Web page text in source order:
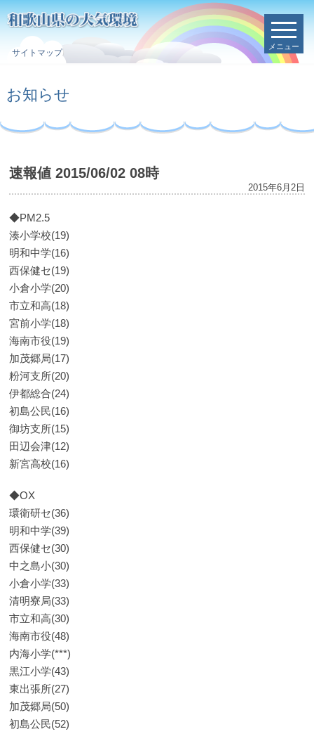
サイトマップ
メニュー
お知らせ
速報値 2015/06/02 08時
2015年6月2日
◆PM2.5
湊小学校(19)
明和中学(16)
西保健セ(19)
小倉小学(20)
市立和高(18)
宮前小学(18)
海南市役(19)
加茂郷局(17)
粉河支所(20)
伊都総合(24)
初島公民(16)
御坊支所(15)
田辺会津(12)
新宮高校(16)
◆OX
環衛研セ(36)
明和中学(39)
西保健セ(30)
中之島小(30)
小倉小学(33)
清明寮局(33)
市立和高(30)
海南市役(48)
内海小学(***)
黒江小学(43)
東出張所(27)
加茂郷局(50)
初島公民(52)